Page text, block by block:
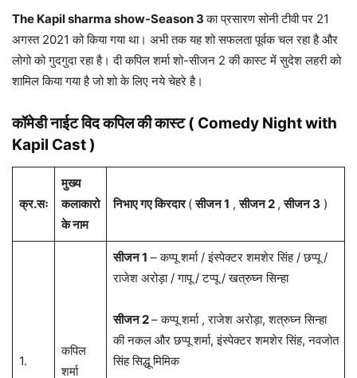
The Kapil sharma show-Season 3का प्रसारण सोनी टीवी पर 21
अगस्त 2021 को किया गया था। अभी तक यह शो सफलता पूर्वक चल रहा है और
लोगो को गुदगुदा रहा है। दी कपिल शर्मा शो-सीजन 2 की कास्ट में सुदेश लहरी को
शामिल किया गया है जो शो के लिए नये चेहरे है।
कॉमेडी नाईट विद कपिल की कास्ट ( Comedy Night with
Kapil Cast )
क्र.सः
मुख्य
कलाकारो
के नाम
निभाए गए किरदार(सीजन 1 ,सीजन 2 ,सीजन 3 )
1.
कपिल
शर्मा
सीजन 1 – कप्पू शर्मा / इंस्पेक्टर शमशेर सिंह / छप्पू /
राजेश अरोड़ा / गापू / टप्पू / खत्रुघ्न सिन्हा
सीजन 2– कप्पू शर्मा , राजेश अरोड़ा, शत्रुघ्न सिन्हा
की नकल और छप्पू शर्मा, इंस्पेक्टर शमशेर सिंह, नवजोत
सिंह सिद्धू मिमिक